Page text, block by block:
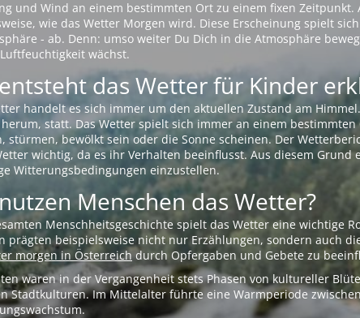
und Wind an einem bestimmten Ort zu einem fixen
wie das Wetter Morgen wird. Diese Erscheinung spielt
- ab. Denn: umso weiter Du Dich in die Atmosphäre
wächst.
das Wetter für Kinder
handelt es sich immer um den aktuellen Zustand am
statt. Das Wetter spielt sich immer an einem
stürmen, bewölkt sein oder die Sonne scheinen. Der
wichtig, da es ihr Verhalten beeinflusst. Aus diesem
Witterungsbedingungen einzustellen.
Menschen das Wetter?
Menschheitsgeschichte spielt das Wetter eine wichtige
prägten beispielsweise nicht nur Erzählungen, sondern auch
morgen in Österreichdurch Opfergaben und Gebete zu
waren in der Vergangenheit stets Phasen von kultureller
Stadtkulturen. Im Mittelalter führte eine Warmperiode